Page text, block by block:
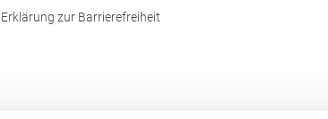
Erklärung zur Barrierefreiheit